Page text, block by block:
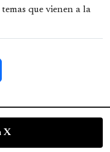
que vienen a la
X